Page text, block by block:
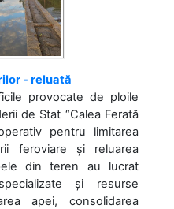
- reluată
provocate de ploile
de Stat “Calea Ferată
pentru limitarea
feroviare și reluarea
din teren au lucrat
și resurse
apei, consolidarea